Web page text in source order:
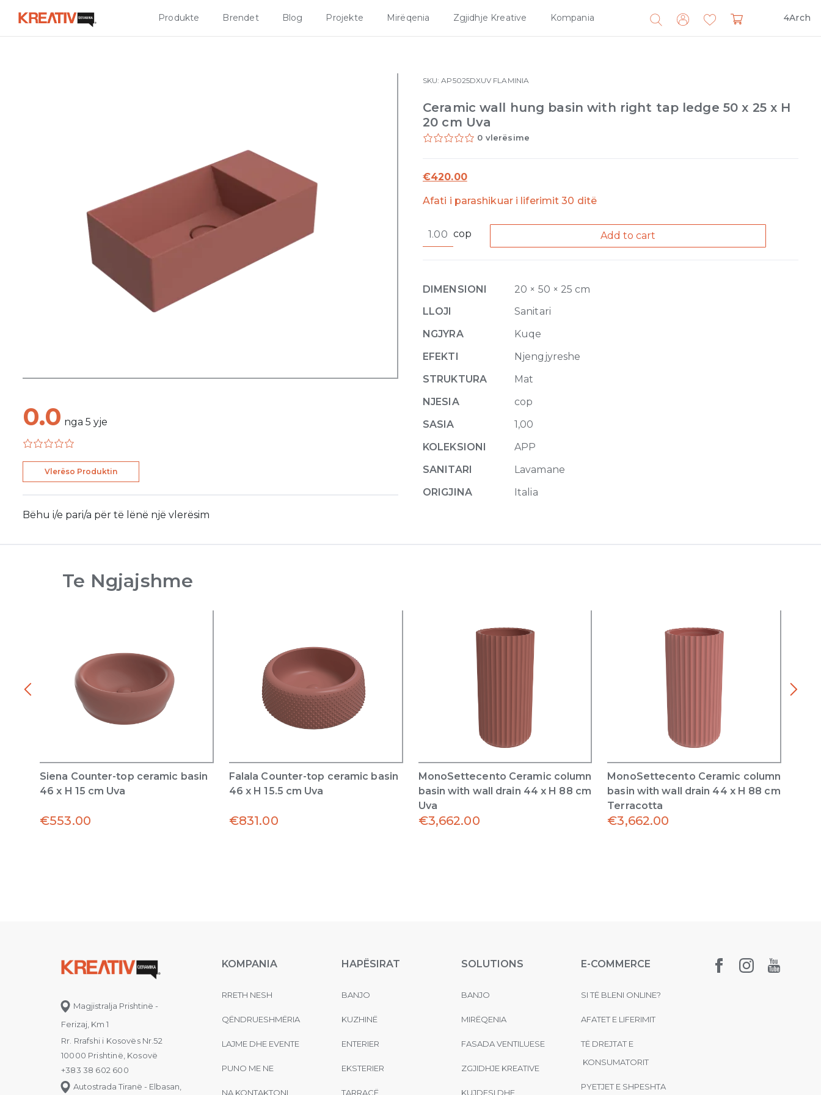
Produkte Brendet Blog Projekte Mirëqenia Zgjidhje Kreative Kompania 4Arch
Search
for:
0.0 nga 5 yje
Vlerëso Produktin
Bëhu i/e pari/a për të lënë një vlerësim
SKU:AP5025DXUV FLAMINIA
Ceramic wall hung basin with right tap ledge 50 x 25 x H
20 cm Uva
0 vlerësime
€420.00
Afati i parashikuar i liferimit 30 ditë
wall
right
tap
50
x
x
H
cm
Uva
cop Add to cart
DIMENSIONI
20 × 50 × 25 cm
LLOJI
Sanitari
NGJYRA
Kuqe
EFEKTI
Njengjyreshe
STRUKTURA
Mat
NJESIA
cop
SASIA
1,00
KOLEKSIONI
APP
SANITARI
Lavamane
ORIGJINA
Italia
Te Ngjajshme
Siena Counter-top ceramic basin
46 x H 15 cm Uva
€553.00
Falala Counter-top ceramic basin
46 x H 15.5 cm Uva
€831.00
MonoSettecento Ceramic column
basin with wall drain 44 x H 88 cm
Uva
€3,662.00
MonoSettecento Ceramic column
basin with wall drain 44 x H 88 cm
Terracotta
€3,662.00
Magjistralja Prishtinë -
Ferizaj, Km 1
Rr. Rrafshi i Kosovës Nr.52
10000 Prishtinë, Kosovë
+383 38 602 600
Autostrada Tiranë - Elbasan,
KOMPANIA
RRETH NESH
QËNDRUESHMËRIA
LAJME DHE EVENTE
PUNO ME NE
NA KONTAKTONI
HAPËSIRAT
BANJO
KUZHINË
ENTERIER
EKSTERIER
TARRACË
SOLUTIONS
BANJO
MIRËQENIA
FASADA VENTILUESE
ZGJIDHJE KREATIVE
KUJDESI DHE
E-COMMERCE
SI TË BLENI ONLINE?
AFATET E LIFERIMIT
TË DREJTAT E
KONSUMATORIT
PYETJET E SHPESHTA